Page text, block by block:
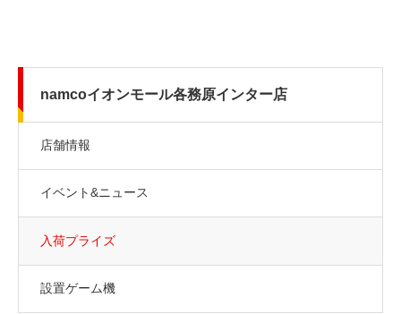
namcoイオンモール各務原インター店
店舗情報
イベント&ニュース
入荷プライズ
設置ゲーム機